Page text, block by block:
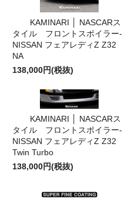
KAMINARI │ NASCARス
タイル フロントスポイラー-
NISSAN フェアレディZ Z32
NA
138,000円(税抜)
KAMINARI │ NASCARス
タイル フロントスポイラー-
NISSAN フェアレディZ Z32
Twin Turbo
138,000円(税抜)